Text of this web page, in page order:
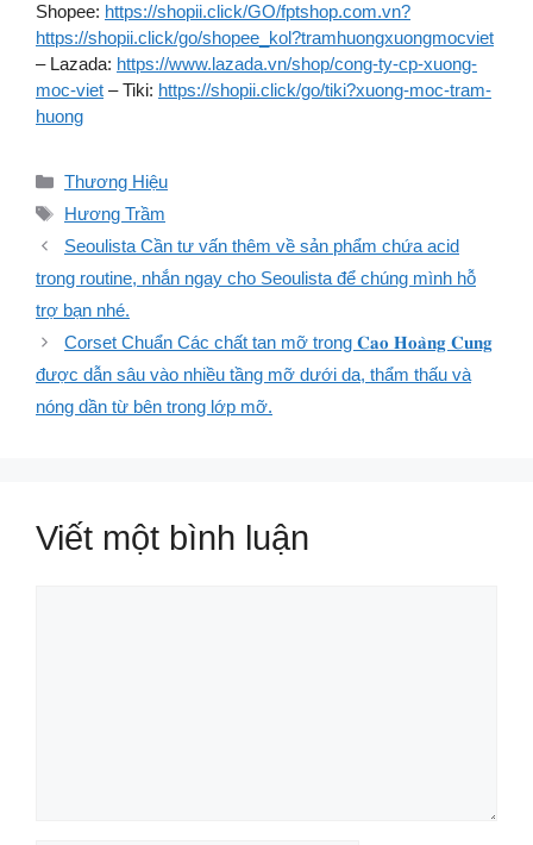
Shopee: https://shopii.click/GO/fptshop.com.vn?
https://shopii.click/go/shopee_kol?tramhuongxuongmocviet
– Lazada: https://www.lazada.vn/shop/cong-ty-cp-xuong-
moc-viet – Tiki: https://shopii.click/go/tiki?xuong-moc-tram-
huong
Danh
mục
Thương Hiệu
Thẻ
Hương Trầm
Seoulista Cần tư vấn thêm về sản phẩm chứa acid
trong routine, nhắn ngay cho Seoulista để chúng mình hỗ
trợ bạn nhé.
Corset Chuẩn Các chất tan mỡ trong 𝐂𝐚𝐨 𝐇𝐨𝐚̀𝐧𝐠 𝐂𝐮𝐧𝐠
được dẫn sâu vào nhiều tầng mỡ dưới da, thẩm thấu và
nóng dần từ bên trong lớp mỡ.
Viết một bình luận